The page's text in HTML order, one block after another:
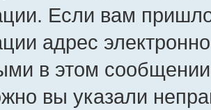
Если вам
адрес
в этом
вы указали